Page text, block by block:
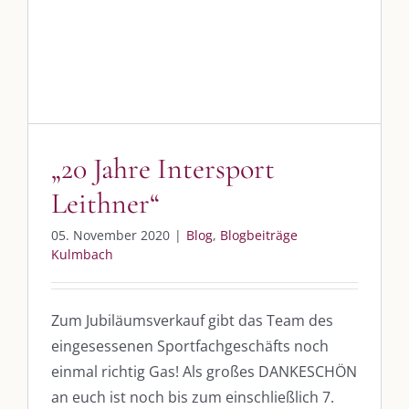
„20 Jahre Intersport
Leithner“
05. November 2020 | Blog, Blogbeiträge
Kulmbach
Zum Jubiläumsverkauf gibt das Team des
eingesessenen Sportfachgeschäfts noch
einmal richtig Gas! Als großes DANKESCHÖN
an euch ist noch bis zum einschließlich 7.
UNSERE HEIMAT KULMBACH
„Unser Kulmbach e. V.“– Der Händlerzusammenschluss der Stadt
„Stadt Kulmbach“– Offizielles Portal unserer Heimat
„Landratsamt Kulmbach“
– Wissenswertes in allen Belangen
Lebenslust Akademie Kulmbach“ – Mutmachergeschichten von
Mutbotschaftern